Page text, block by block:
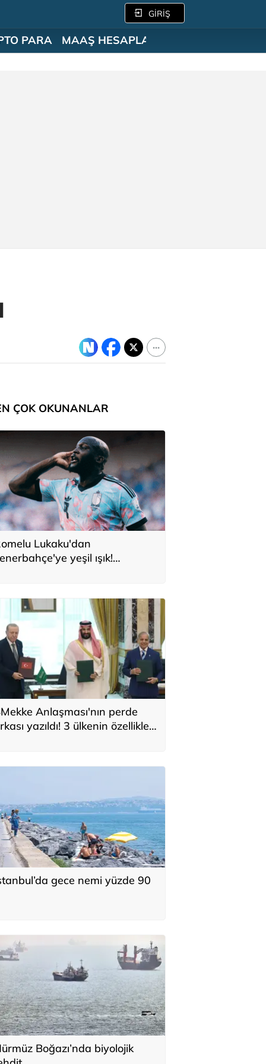
GİRİŞ
PARA MAAŞ HESAPLAMA
ÇOK OKUNANLAR
Lukaku'dan
yeşil ışık!
Anlaşması'nın perde
yazıldı! 3 ülkenin özellikleri
gece nemi yüzde 90
Boğazı’nda biyolojik